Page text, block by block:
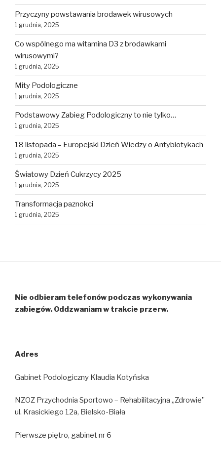
Przyczyny powstawania brodawek wirusowych
1 grudnia, 2025
Co wspólnego ma witamina D3 z brodawkami
wirusowymi?
1 grudnia, 2025
Mity Podologiczne
1 grudnia, 2025
Podstawowy Zabieg Podologiczny to nie tylko…
1 grudnia, 2025
18 listopada – Europejski Dzień Wiedzy o Antybiotykach
1 grudnia, 2025
Światowy Dzień Cukrzycy 2025
1 grudnia, 2025
Transformacja paznokci
1 grudnia, 2025
Nie odbieram telefonów podczas wykonywania
zabiegów. Oddzwaniam w trakcie przerw.
Adres
Gabinet Podologiczny Klaudia Kotyńska
NZOZ Przychodnia Sportowo – Rehabilitacyjna „Zdrowie”
ul. Krasickiego 12a, Bielsko-Biała
Pierwsze piętro, gabinet nr 6